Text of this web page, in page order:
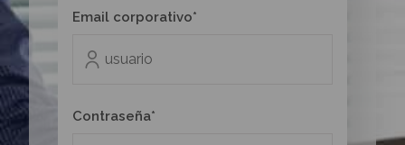
Email corporativo*
Contraseña*